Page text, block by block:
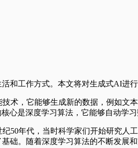
和工作方式。本文将对生成式AI进
术，它能够生成新的数据，例如文
是深度学习算法，它能够自动学
50年代，当时科学家们开始研究
础。随着深度学习算法的不断发